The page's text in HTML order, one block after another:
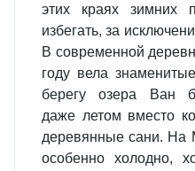
этих краях зимних
избегать, за
В современной
году вела
берегу озера Ван
даже летом вместо
деревянные сани. На
особенно холодно,